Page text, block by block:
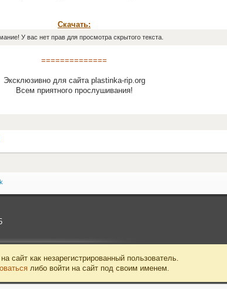
Скачать:
У вас нет прав для просмотра скрытого текста.
==============
Эксклюзивно для сайта plastinka-rip.org
Всем приятного прослушивания!
сайт как незарегистрированный пользователь.
либо войти на сайт под своим именем.